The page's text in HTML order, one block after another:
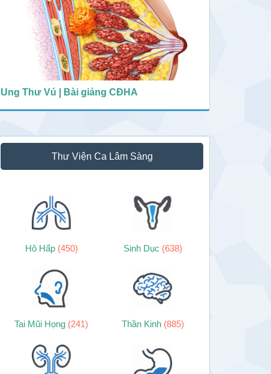
Ung Thư Vú | Bài giảng CĐHA
Thư Viện Ca Lâm Sàng
Hô Hấp (450) Sinh Dục (638)
Tai Mũi Họng (241) Thần Kinh (885)